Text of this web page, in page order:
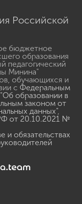
Российской
бюджетное
образования
педагогический
Минина"
обучающихся и
с Федеральным
образовании в
законом от
данных",
от 20.10.2021 №
и обязательствах